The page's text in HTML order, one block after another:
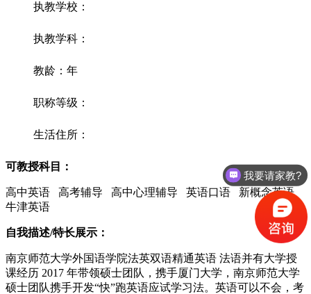
执教学校：
执教学科：
教龄：年
职称等级：
生活住所：
可教授科目：
高中英语 高考辅导 高中心理辅导 英语口语 新概念英语
牛津英语
自我描述/特长展示：
南京师范大学外国语学院法英双语精通英语 法语并有大学授
课经历 2017 年带领硕士团队，携手厦门大学，南京师范大学
硕士团队携手开发“快”跑英语应试学习法。英语可以不会，考
我要请家教?